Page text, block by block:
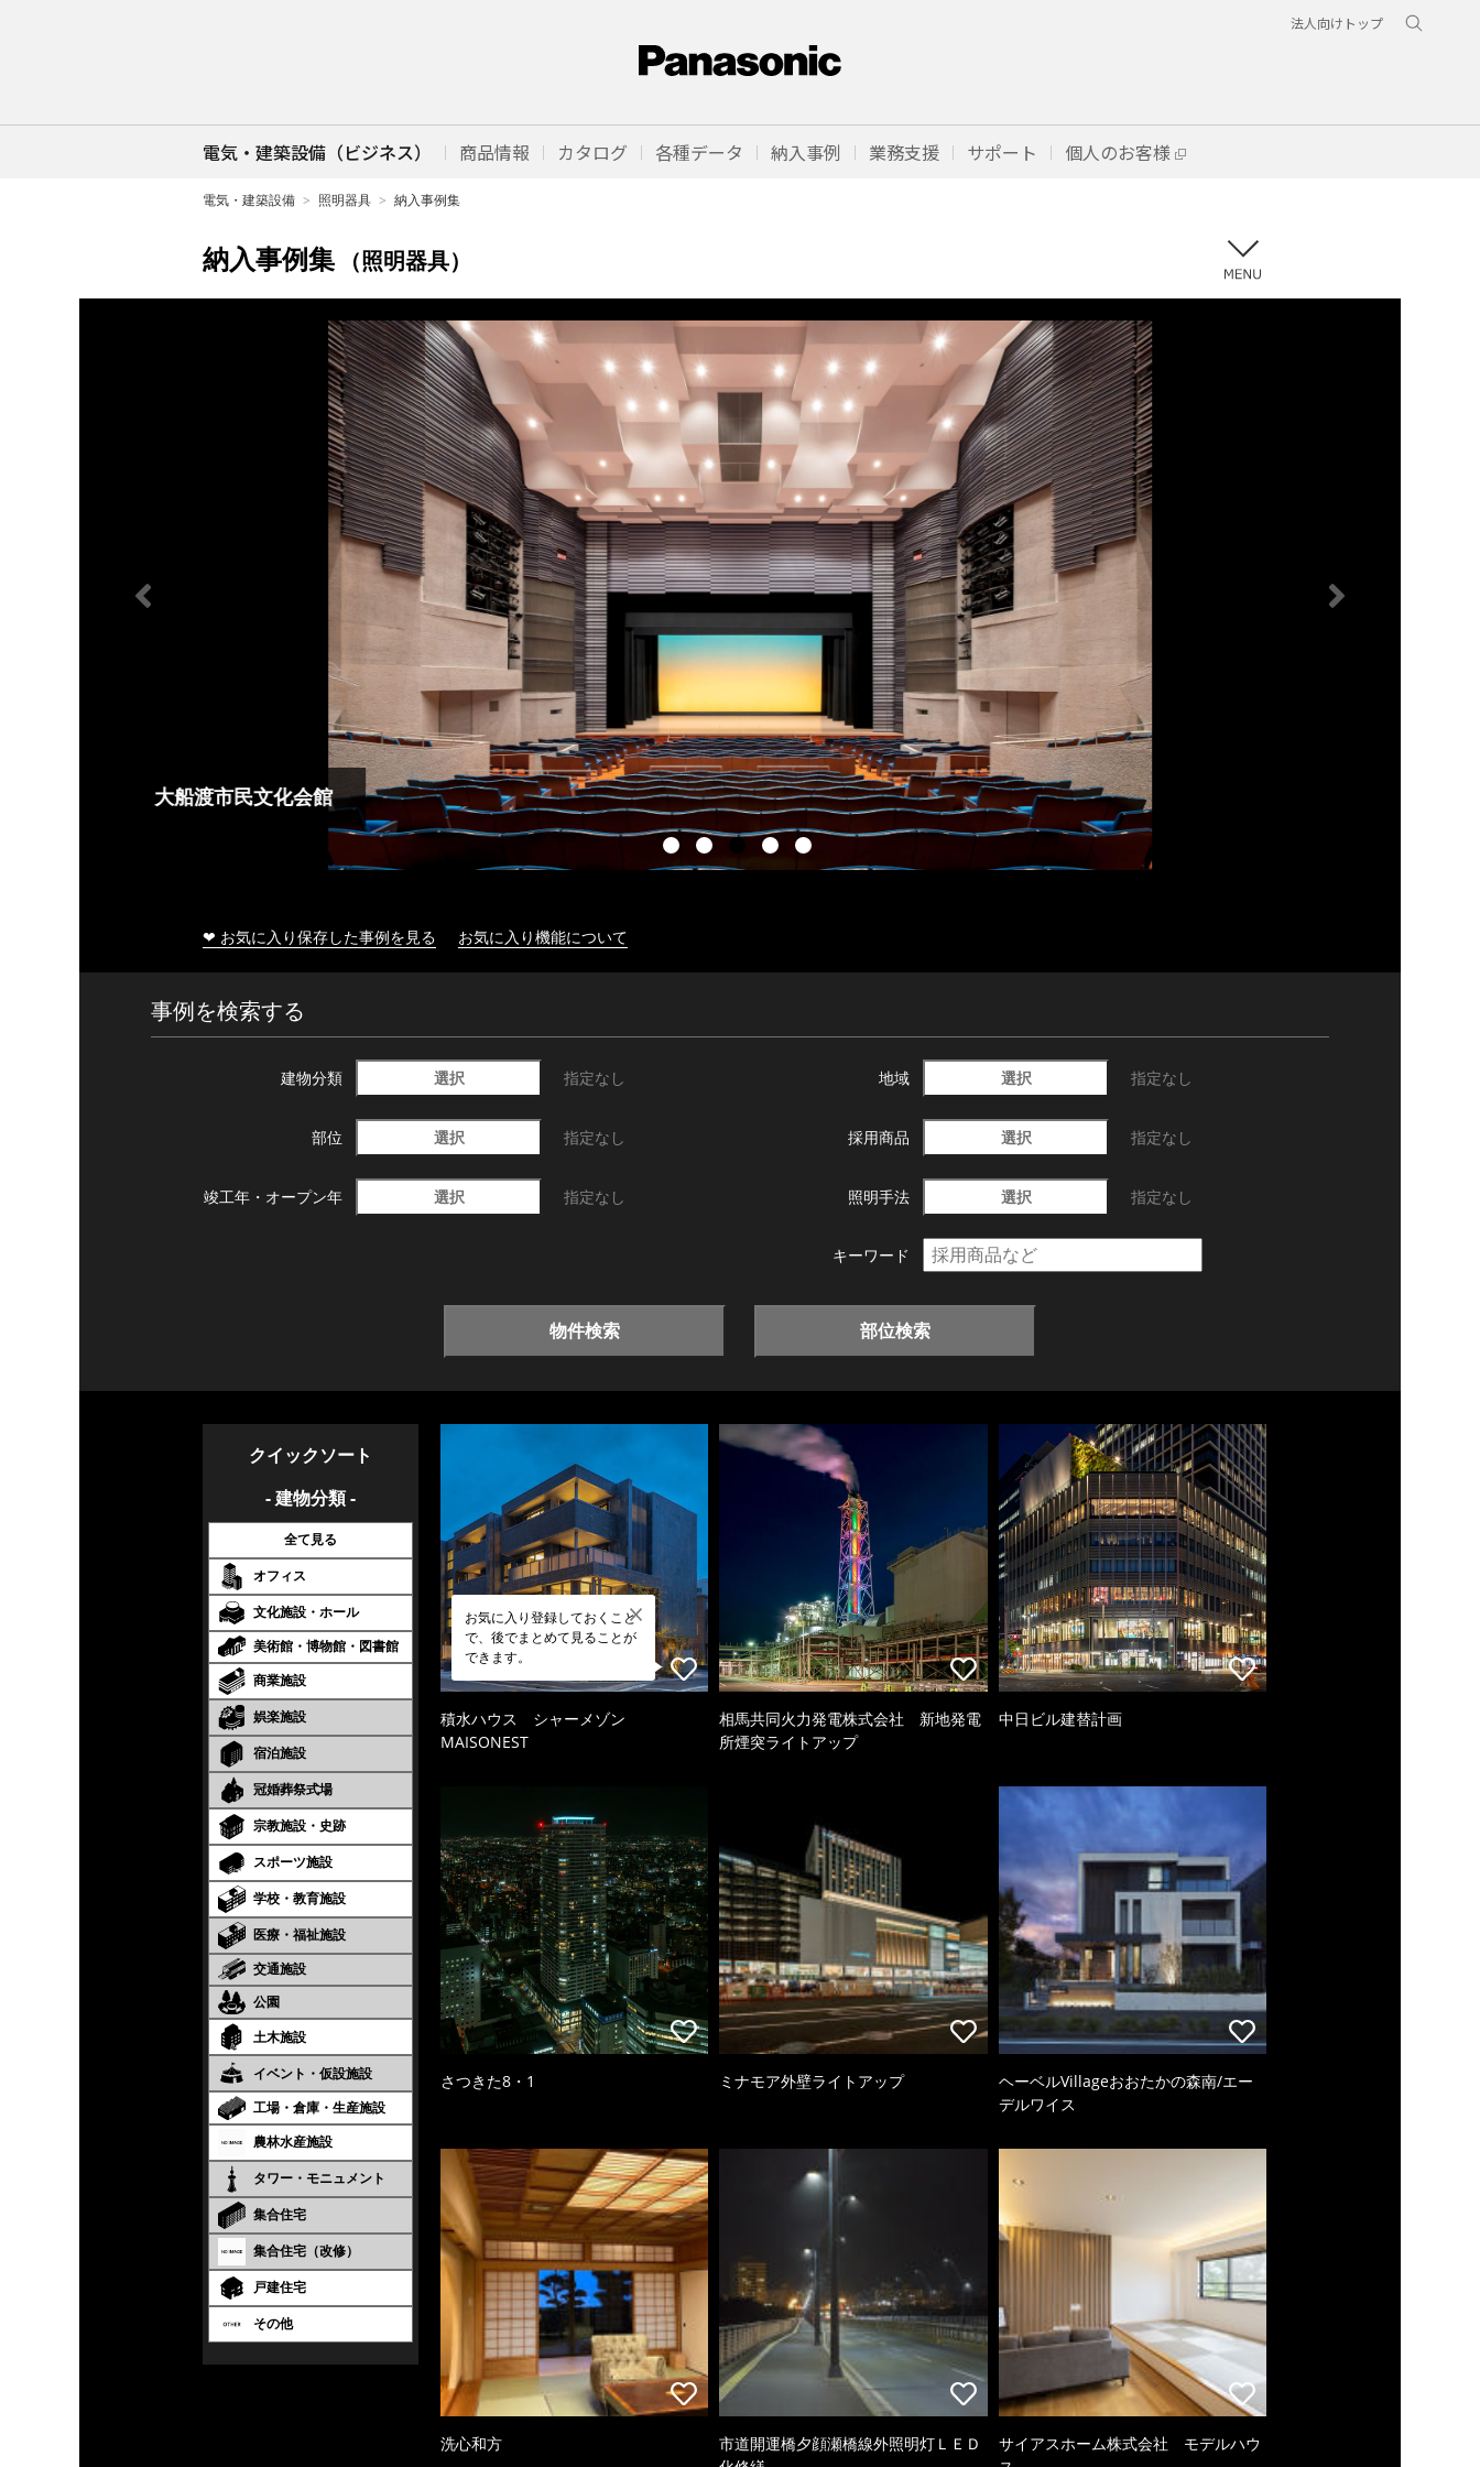
法人向けトップ
電気・建築設備（ビジネス） 商品情報 カタログ 各種データ 納入事例 業務支援 サポート 個人のお客様
電気・建築設備 照明器具 納入事例集
納入事例集 （照明器具）
大船渡市民文化会館
❤ お気に入り保存した事例を見る お気に入り機能について
事例を検索する
建物分類 選択 指定なし 地域 選択 指定なし
部位 選択 指定なし 採用商品 選択 指定なし
竣工年・ オープン年 選択 指定なし 照明手法 選択 指定なし
キーワード
物件検索 部位検索
クイックソート
- 建物分類 -
全て見る
オフィス
文化施設・ホール
美術館・博物館・図書館
商業施設
娯楽施設
宿泊施設
冠婚葬祭式場
宗教施設・史跡
スポーツ施設
学校・教育施設
医療・福祉施設
交通施設
公園
土木施設
イベント・仮設施設
工場・倉庫・生産施設
農林水産施設
タワー・モニュメント
集合住宅
集合住宅（改修）
戸建住宅
その他
お気に入り登録しておくこと
で、後でまとめて見ることが
できます。
積水ハウス シャーメゾン
MAISONEST
相馬共同火力発電株式会社 新地発電
所煙突ライトアップ
中日ビル建替計画
さつきた8・1 ミナモア外壁ライトアップ
ヘーベルVillageおおたかの森南/エー
デルワイス
洗心和方
市道開運橋夕顔瀬橋線外照明灯ＬＥＤ
サイアスホーム株式会社 モデルハウ